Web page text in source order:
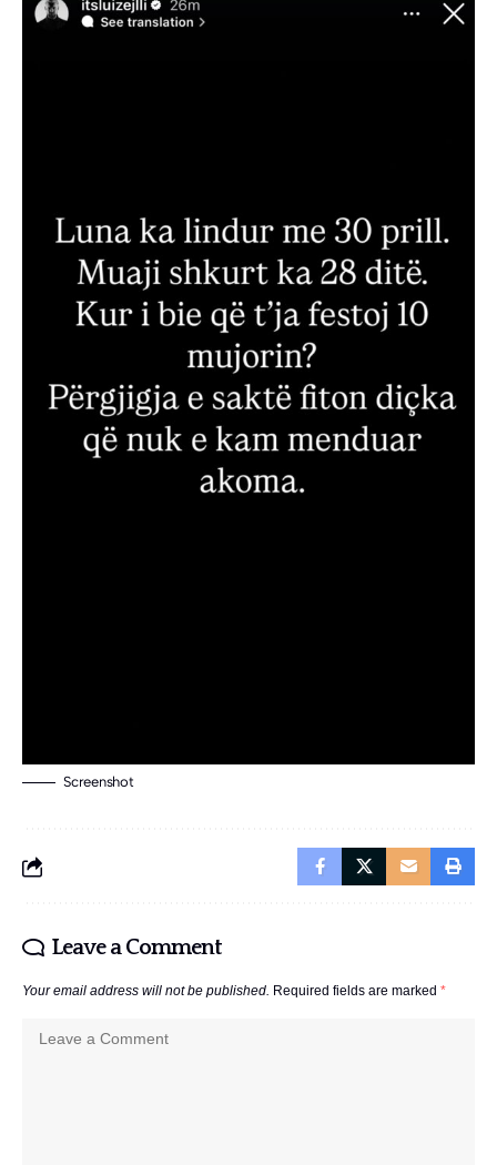
Screenshot
Leave a Comment
Your email address will not be published. Required fields are marked *